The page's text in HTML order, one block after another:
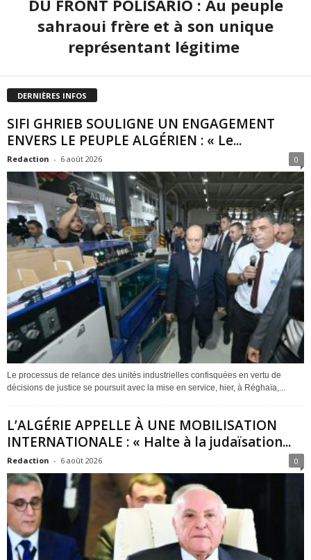
DU FRONT POLISARIO : Au peuple
sahraoui frère et à son unique
représentant légitime
DERNIÈRES INFOS
SIFI GHRIEB SOULIGNE UN ENGAGEMENT
ENVERS LE PEUPLE ALGÉRIEN : « Le...
Redaction - 6 août 2026 0
Le processus de relance des unités industrielles confisquées en vertu de
décisions de justice se poursuit avec la mise en service, hier, à Réghaïa,...
L’ALGÉRIE APPELLE À UNE MOBILISATION
INTERNATIONALE : « Halte à la judaïsation...
Redaction - 6 août 2026 0